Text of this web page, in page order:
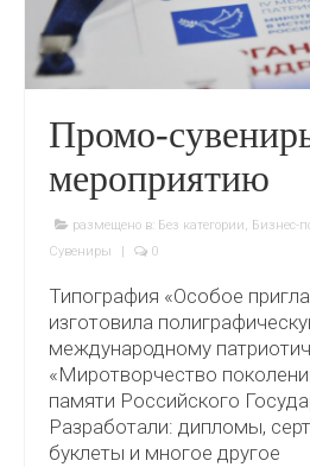
Промо-
мероприятию
размещено в: Без категории, Бизнес-
Сувениры
0
Типография «Особое
изготовила
международному
«Миротворчество
памяти Российского
Разработали: дипломы,
буклеты и многое другое